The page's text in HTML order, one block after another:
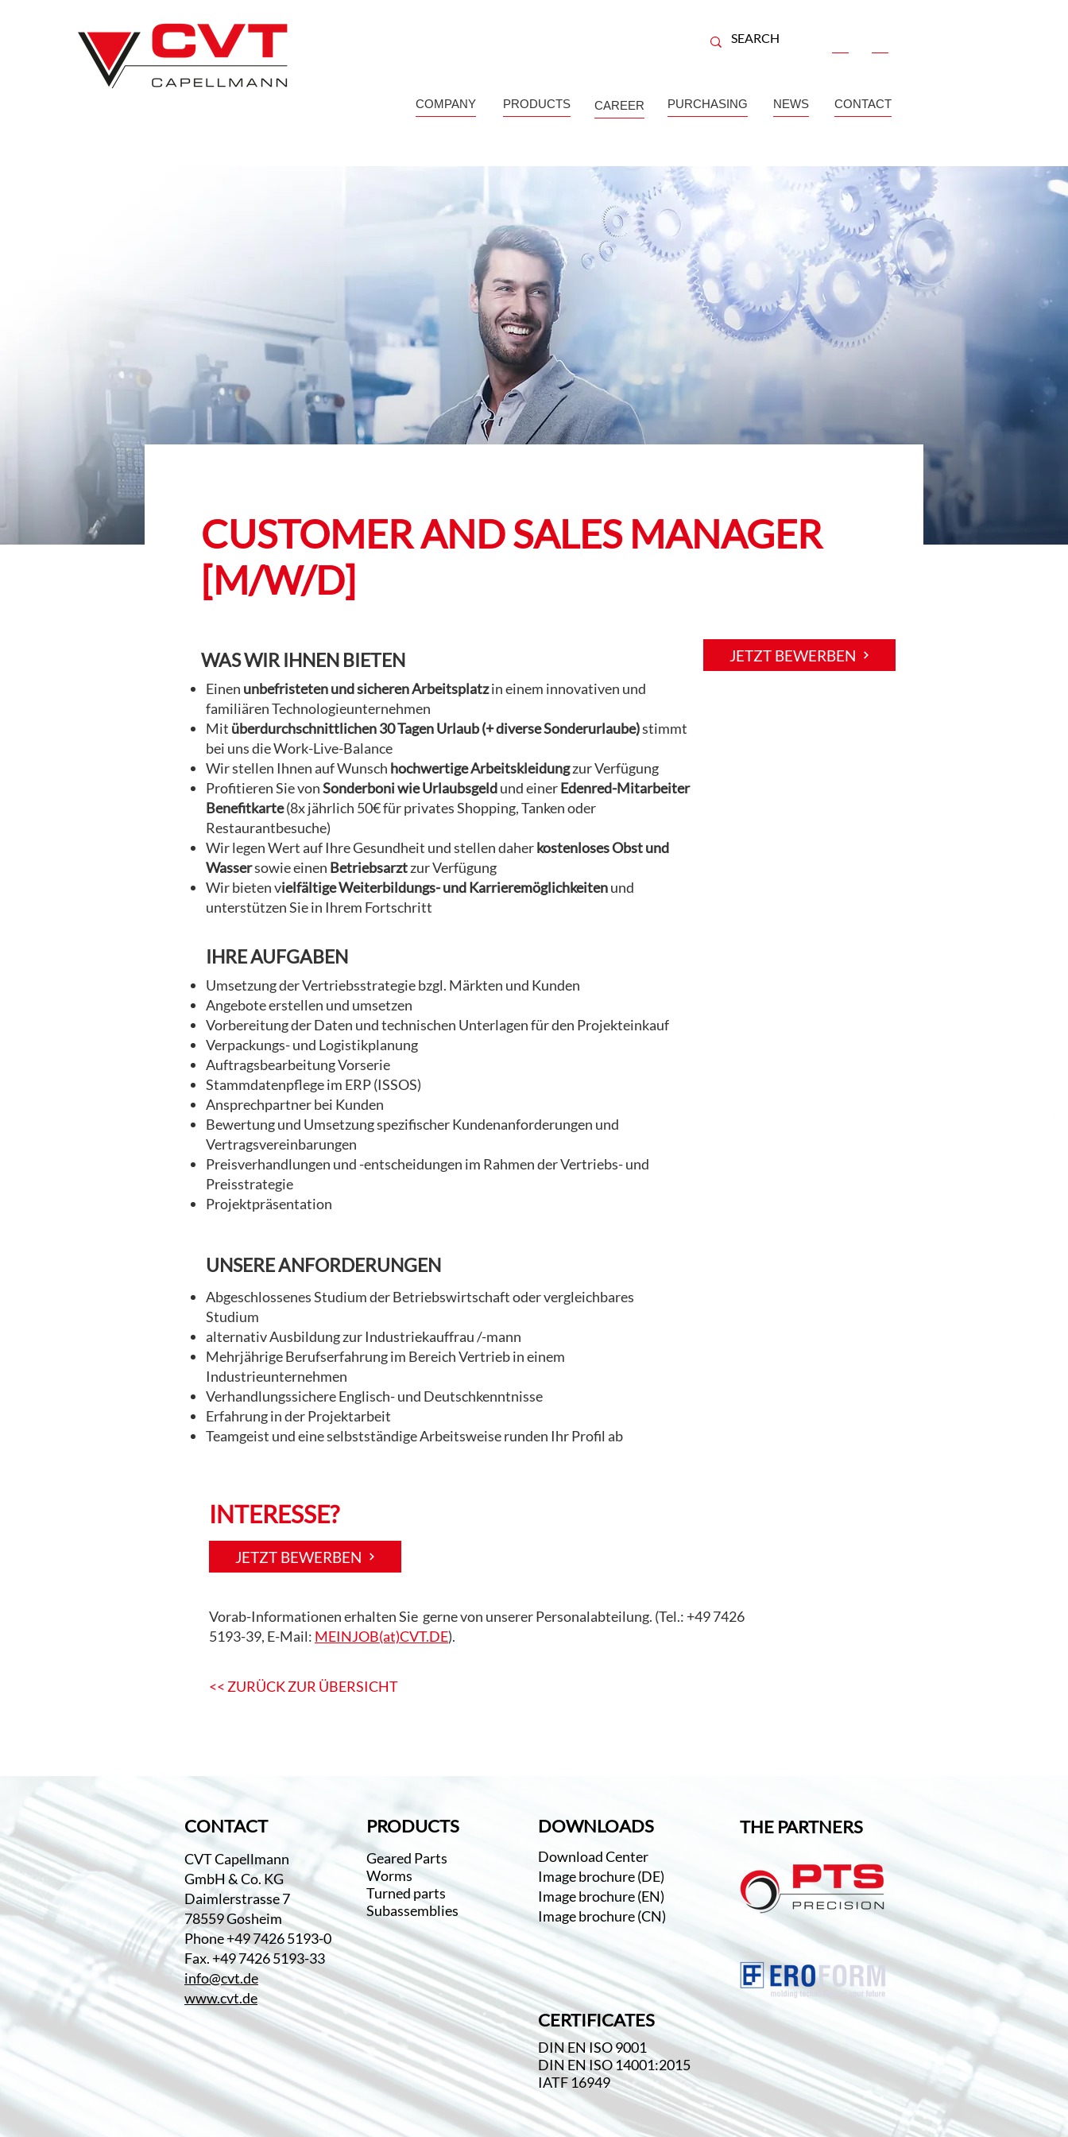
COMPANY PRODUCTS CAREER PURCHASING NEWS CONTACT
CUSTOMER AND SALES MANAGER
[M/W/D]
JETZT BEWERBEN
WAS WIR IHNEN BIETEN
Einen unbefristeten undsicheren Arbeitsplatzin einem innovativen und
familiären Technologieunternehmen
Mit überdurchschnittlichen 30 Tagen Urlaub (+ diverse Sonderurlaube)stimmt
bei uns die Work-Live-Balance
Wir stellen Ihnen auf Wunsch hochwertige Arbeitskleidungzur Verfügung
Profitieren Sie vonSonderboni wie Urlaubsgeldund einerEdenred-Mitarbeiter
Benefitkarte(8x jährlich 50€ für privates Shopping, Tanken oder
Restaurantbesuche)
Wir legen Wert auf Ihre Gesundheit und stellen daherkostenloses Obst und
Wassersowie einen Betriebsarztzur Verfügung
Wir bieten vielfältige Weiterbildungs- und Karrieremöglichkeitenund
unterstützen Sie in Ihrem Fortschritt
IHRE AUFGABEN
Umsetzung der Vertriebsstrategie bzgl. Märkten und Kunden
Angebote erstellen und umsetzen
Vorbereitung der Daten und technischen Unterlagen für den Projekteinkauf
Verpackungs- und Logistikplanung
Auftragsbearbeitung Vorserie
Stammdatenpflege im ERP (ISSOS)
Ansprechpartner bei Kunden
Bewertung und Umsetzung spezifischer Kundenanforderungen und
Vertragsvereinbarungen
Preisverhandlungen und -entscheidungen im Rahmen der Vertriebs- und
Preisstrategie
Projektpräsentation
UNSERE ANFORDERUNGEN
Abgeschlossenes Studium der Betriebswirtschaft oder vergleichbares
Studium
alternativ Ausbildung zur Industriekauffrau /-mann
Mehrjährige Berufserfahrung im Bereich Vertrieb in einem
Industrieunternehmen
Verhandlungssichere Englisch- und Deutschkenntnisse
Erfahrung in der Projektarbeit
Teamgeist und eine selbstständige Arbeitsweise runden Ihr Profil ab
INTERESSE?
Vorab-Informationen erhalten Sie gerne von unserer Personalabteilung. (Tel.: +49 7426
5193-39, E-Mail: MEINJOB(at)CVT.DE).
JETZT BEWERBEN
<< ZURÜCK ZUR ÜBERSICHT
CONTACT
CVT Capellmann
GmbH & Co. KG
Daimlerstrasse 7
78559 Gosheim
Phone +49 7426 5193-0
Fax. +49 7426 5193-33
info@cvt.de
www.cvt.de
PRODUCTS
Geared Parts
Worms
Turned parts
Subassemblies
DOWNLOADS
Download Center
Image brochure (DE)
Image brochure (EN)
Image brochure (CN)
THE PARTNERS
CERTIFICATES
DIN EN ISO 9001
DIN EN ISO 14001:2015
IATF 16949